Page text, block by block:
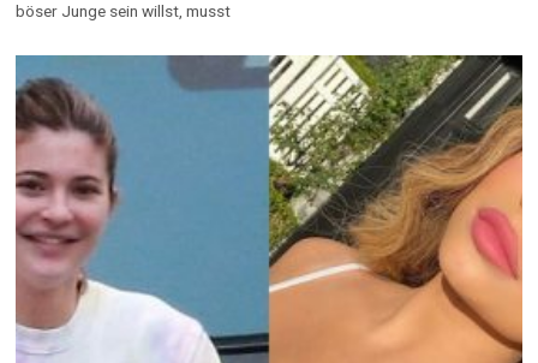
böser Junge sein willst, musst